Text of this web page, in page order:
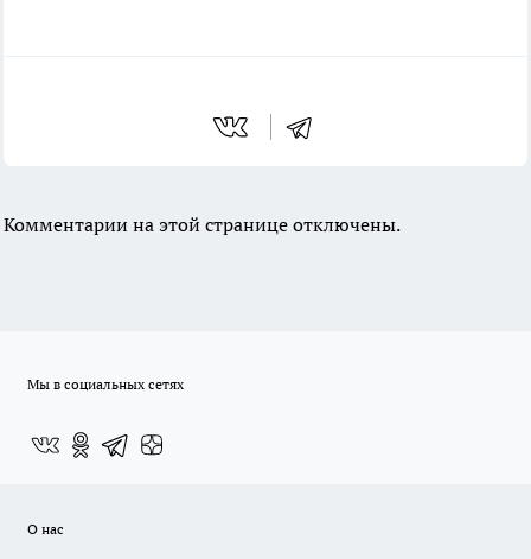
Комментарии на этой странице отключены.
Мы в социальных сетях
О нас